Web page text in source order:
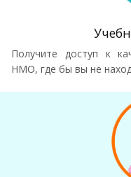
Получите доступ к
НМО, где бы вы не